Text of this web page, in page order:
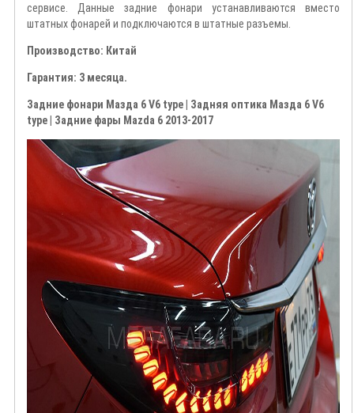
сервисе. Данные задние фонари устанавливаются вместо
штатных фонарей и подключаются в штатные разъемы.
Производство: Китай
Гарантия: 3 месяца.
Задние фонари Мазда 6 V6 type | Задняя оптика Мазда 6 V6
type
Задние фары Mazda 6 2013-2017